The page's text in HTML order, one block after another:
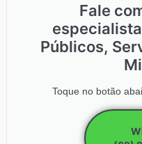
Fale
Públicos,
Toque no botão